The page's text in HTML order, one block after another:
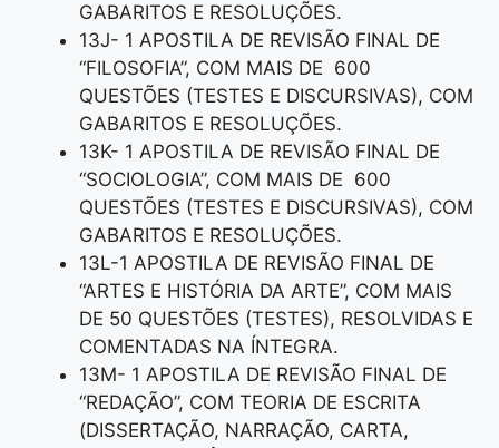
GABARITOS E RESOLUÇÕES.
13J- 1 APOSTILA DE REVISÃO FINAL DE
“FILOSOFIA”, COM MAIS DE 600
QUESTÕES (TESTES E DISCURSIVAS), COM
GABARITOS E RESOLUÇÕES.
13K- 1 APOSTILA DE REVISÃO FINAL DE
“SOCIOLOGIA”, COM MAIS DE 600
QUESTÕES (TESTES E DISCURSIVAS), COM
GABARITOS E RESOLUÇÕES.
13L-1 APOSTILA DE REVISÃO FINAL DE
“ARTES E HISTÓRIA DA ARTE”, COM MAIS
DE 50 QUESTÕES (TESTES), RESOLVIDAS E
COMENTADAS NA ÍNTEGRA.
13M- 1 APOSTILA DE REVISÃO FINAL DE
“REDAÇÃO”, COM TEORIA DE ESCRITA
(DISSERTAÇÃO, NARRAÇÃO, CARTA,